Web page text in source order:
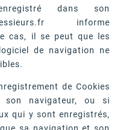
dans son
informe
cas, il se peut que les
de navigation ne
de Cookies
navigateur, ou si
qui y sont enregistrés,